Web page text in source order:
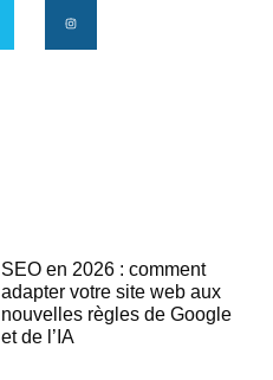
SEO en 2026 : comment
adapter votre site web aux
nouvelles règles de Google
et de l’IA